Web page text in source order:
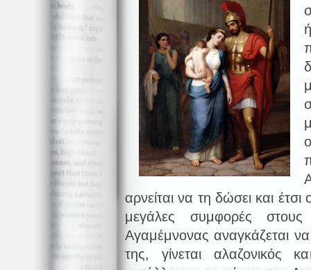
αρνείται να τη δώσει και
μεγάλες συμφορές
Αγαμέμνονας αναγκάζεται
της, γίνεται αλαζονικός